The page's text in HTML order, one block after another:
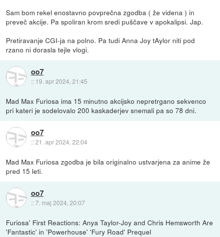
Sam bom rekel enostavno povprečna zgodba ( že videna ) in
preveč akcije. Pa spoliran krom sredi puščave v apokalipsi. Jap.
Pretiravanje CGI-ja na polno. Pa tudi Anna Joy tAylor niti pod
rzano ni dorasla tejle vlogi.
oo7
:: 19. apr 2024, 21:45
Mad Max Furiosa ima 15 minutno akcijsko nepretrgano sekvenco
pri kateri je sodelovalo 200 kaskaderjev snemali pa so 78 dni.
oo7
::21. apr 2024, 22:04
Mad Max Furiosa zgodba je bila originalno ustvarjena za anime že
pred 15 leti.
oo7
::7. maj 2024, 20:07
Furiosa' First Reactions: Anya Taylor-Joy and Chris Hemsworth Are
'Fantastic' in 'Powerhouse' 'Fury Road' Prequel